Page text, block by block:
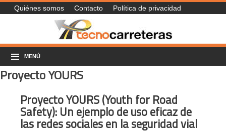
Quiénes somos Contacto Política de privacidad
MENÚ
Proyecto YOURS
Proyecto YOURS (Youth for Road
Safety): Un ejemplo de uso eficaz de
las redes sociales en la seguridad vial